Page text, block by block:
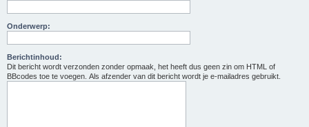
Onderwerp:
Berichtinhoud:
Dit bericht wordt verzonden zonder opmaak, het heeft dus geen zin om HTML of
BBcodes toe te voegen. Als afzender van dit bericht wordt je e-mailadres gebruikt.